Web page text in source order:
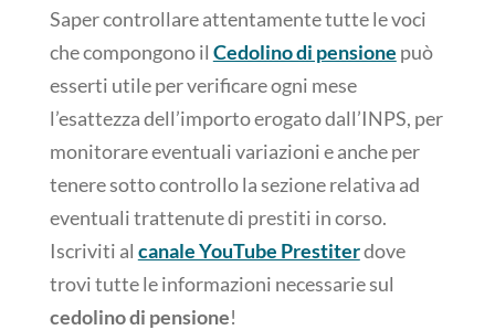
Saper controllare attentamente tutte le voci
che compongono il Cedolino di pensione può
esserti utile per verificare ogni mese
l’esattezza dell’importo erogato dall’INPS, per
monitorare eventuali variazioni e anche per
tenere sotto controllo la sezione relativa ad
eventuali trattenute di prestiti in corso.
Iscriviti al canale YouTube Prestiterdove
trovi tutte le informazioni necessarie sul
cedolino di pensione!